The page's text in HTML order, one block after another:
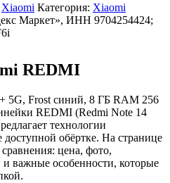
Xiaomi Категория: Xiaomi
Маркет», ИНН 9704254424;
REDMI
5G, Frost синий, 8 ГБ RAM 256
REDMI (Redmi Note 14
технологии
доступной обёртке. На странице
цена, фото,
и важные особенности, которые